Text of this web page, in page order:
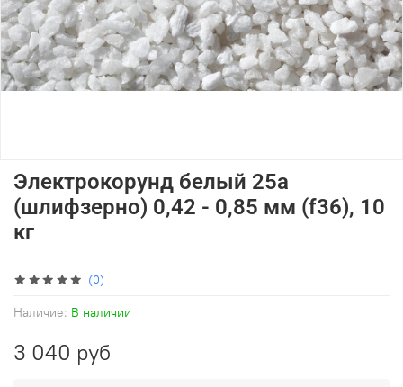
(0)
Наличие: В наличии
Электрокорунд белый 25а
(шлифзерно) 0,42 - 0,85 мм (f36), 10
кг
3 040 руб